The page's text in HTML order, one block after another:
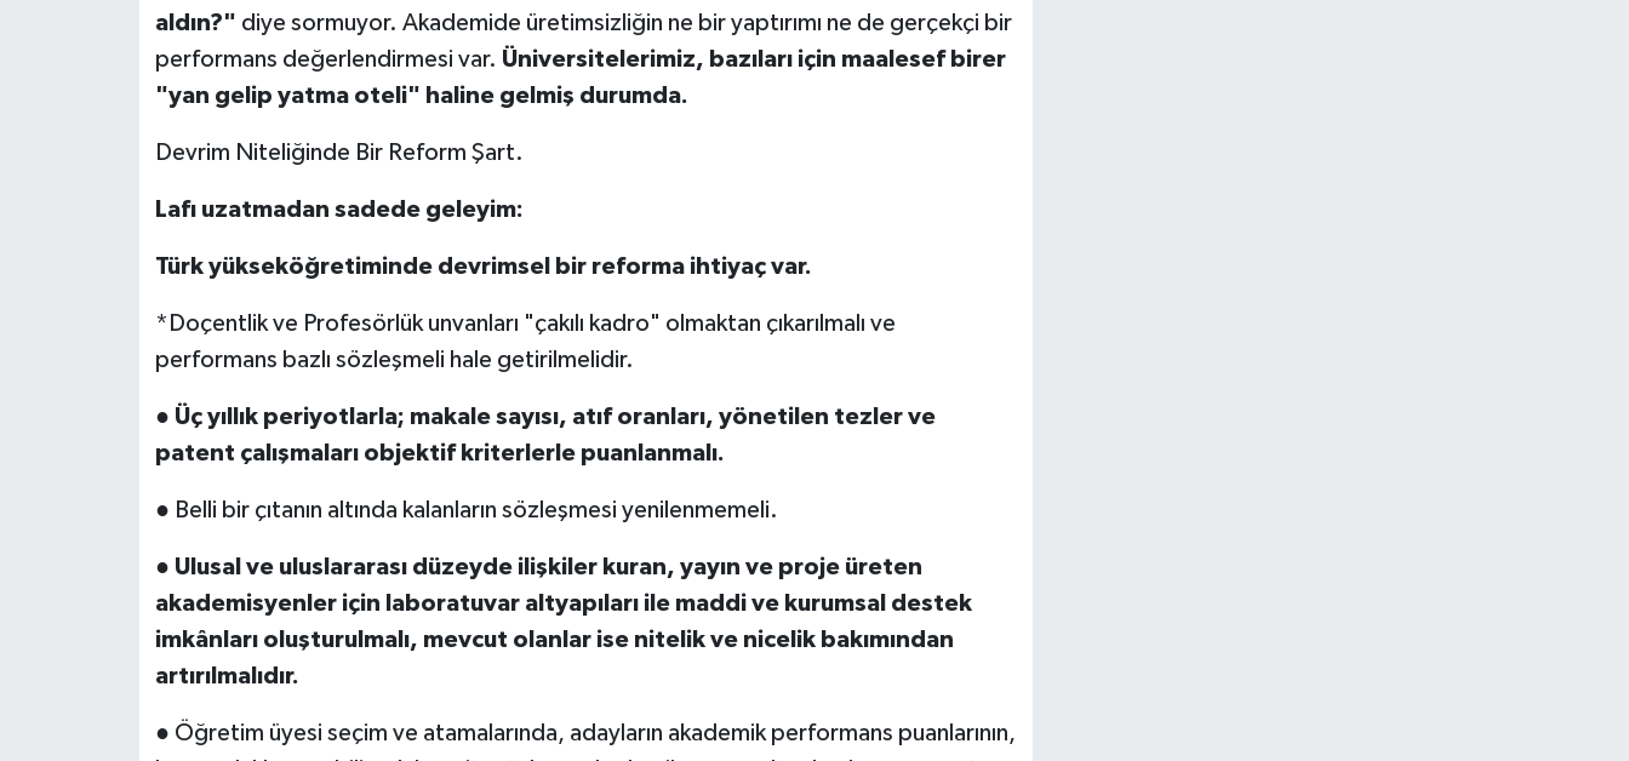
aldın?" diye sormuyor. Akademide üretimsizliğin ne bir yaptırımı ne de gerçekçi bir
performans değerlendirmesi var. Üniversitelerimiz, bazıları için maalesef birer
"yan gelip yatma oteli" haline gelmiş durumda.
Devrim Niteliğinde Bir Reform Şart.
Lafı uzatmadan sadede geleyim:
Türk yükseköğretiminde devrimsel bir reforma ihtiyaç var.
*Doçentlik ve Profesörlük unvanları "çakılı kadro" olmaktan çıkarılmalı ve
performans bazlı sözleşmeli hale getirilmelidir.
● Üç yıllık periyotlarla; makale sayısı, atıf oranları, yönetilen tezler ve
patent çalışmaları objektif kriterlerle puanlanmalı.
● Belli bir çıtanın altında kalanların sözleşmesi yenilenmemeli.
● Ulusal ve uluslararası düzeyde ilişkiler kuran, yayın ve proje üreten
akademisyenler için laboratuvar altyapıları ile maddi ve kurumsal destek
imkânları oluşturulmalı, mevcut olanlar ise nitelik ve nicelik bakımından
artırılmalıdır.
● Öğretim üyesi seçim ve atamalarında, adayların akademik performans puanlarının,